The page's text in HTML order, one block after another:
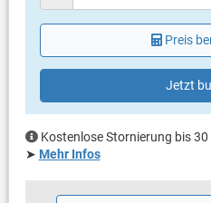
Garten zur Benutzung
Grill vorhanden
Privater Parkplatz auf dem
Swimmingpool (30 m²)
Haustier erlaubt (gegen
Haustier)
Klimaanlage im Preis inklusive
Eigentümer lebt im gleichen
für Allergiker geeignet
Preis
Jetzt
Kostenlose Stornierung bis 30
➤ Mehr Infos